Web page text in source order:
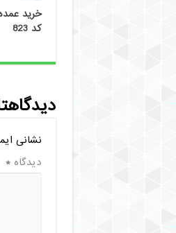
خرید
کد 823
نشانی
دیدگاه*